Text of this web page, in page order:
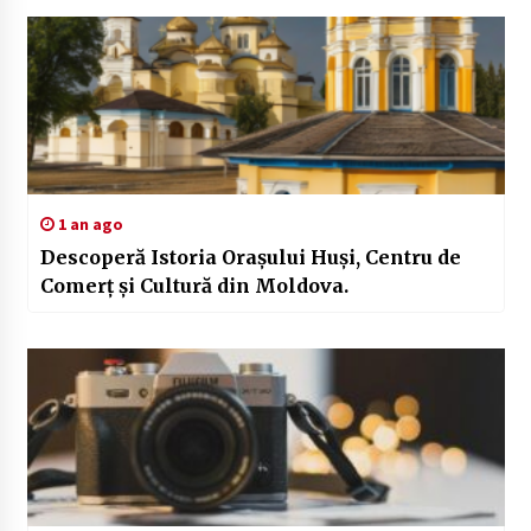
1 an ago
Descoperă Istoria Orașului Huși, Centru de
Comerț și Cultură din Moldova.